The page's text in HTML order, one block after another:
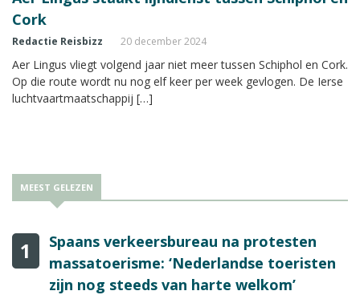
Cork
Redactie Reisbizz 20 december 2024
Aer Lingus vliegt volgend jaar niet meer tussen Schiphol en Cork.
Op die route wordt nu nog elf keer per week gevlogen. De Ierse
luchtvaartmaatschappij […]
MEEST GELEZEN
1
Spaans verkeersbureau na protesten
massatoerisme: ‘Nederlandse toeristen
zijn nog steeds van harte welkom’